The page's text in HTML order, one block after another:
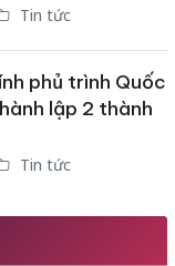
Tin tức
phủ trình Quốc
lập 2 thành
Tin tức